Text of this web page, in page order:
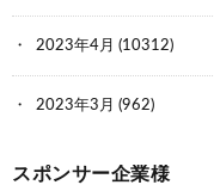
2023年4月 (10312)
2023年3月 (962)
スポンサー企業様